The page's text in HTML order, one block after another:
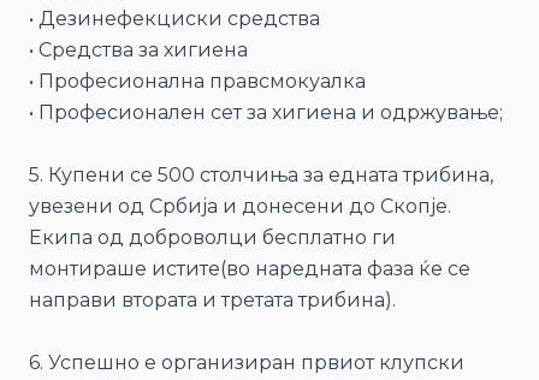
• Дезинефекциски средства
• Средства за хигиена
• Професионална правсмокуалка
• Професионален сет за хигиена и одржување;
5. Купени се 500 столчиња за едната трибина,
увезени од Србија и донесени до Скопје.
Екипа од доброволци бесплатно ги
монтираше истите(во наредната фаза ќе се
направи втората и третата трибина).
6. Успешно е организиран првиот клупски